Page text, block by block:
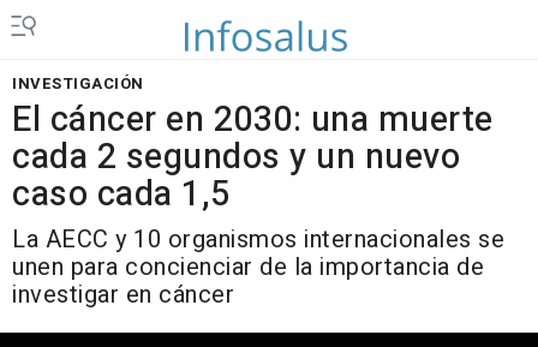
INVESTIGACIÓN
El cáncer en 2030: una muerte
cada 2 segundos y un nuevo
caso cada 1,5
La AECC y 10 organismos internacionales se
unen para concienciar de la importancia de
investigar en cáncer